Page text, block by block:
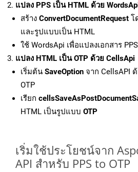
แปลง PPS เป็น HTML ด้วย
สร้าง ConvertDocumentRequest โ
และรูปแบบเป็น HTML
ใช้ WordsApi เพื่อแปลงเอกสาร
แปลง HTML เป็น OTP ด้วย CellsApi
เริ่มต้น SaveOption จาก CellsAPI
OTP
เรียก
HTML เป็นรูปแบบ OTP
เริ่มใช้ประโยชน์จาก
API สำหรับ PPS to OTP